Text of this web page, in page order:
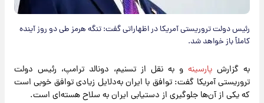
رئیس دولت تروریستی آمریکا در اظهاراتی گفت: تنگه هرمز طی دو روز آینده
کاملاً باز خواهد شد.
به گزارش پارسینه و به نقل از تسنیم، دونالد ترامپ، رئیس دولت
تروریستی آمریکا گفت: توافق با ایران به‌دلایل زیادی توافق خوبی است
که یکی از آن‌ها جلوگیری از دستیابی ایران به سلاح هسته‌ای است.